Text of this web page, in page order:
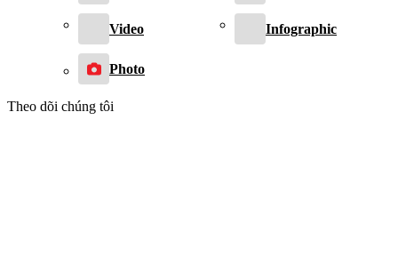
Video Infographic
Photo
Theo dõi chúng tôi